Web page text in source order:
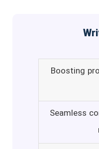
Boosting
Seamless